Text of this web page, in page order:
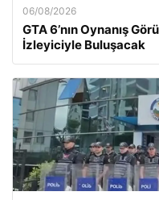
06/08/2026
GTA 6’nın Oynanış
İzleyiciyle Buluşacak